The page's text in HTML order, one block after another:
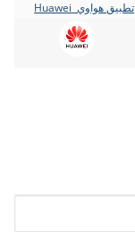
تطبيق هواوي Huawei